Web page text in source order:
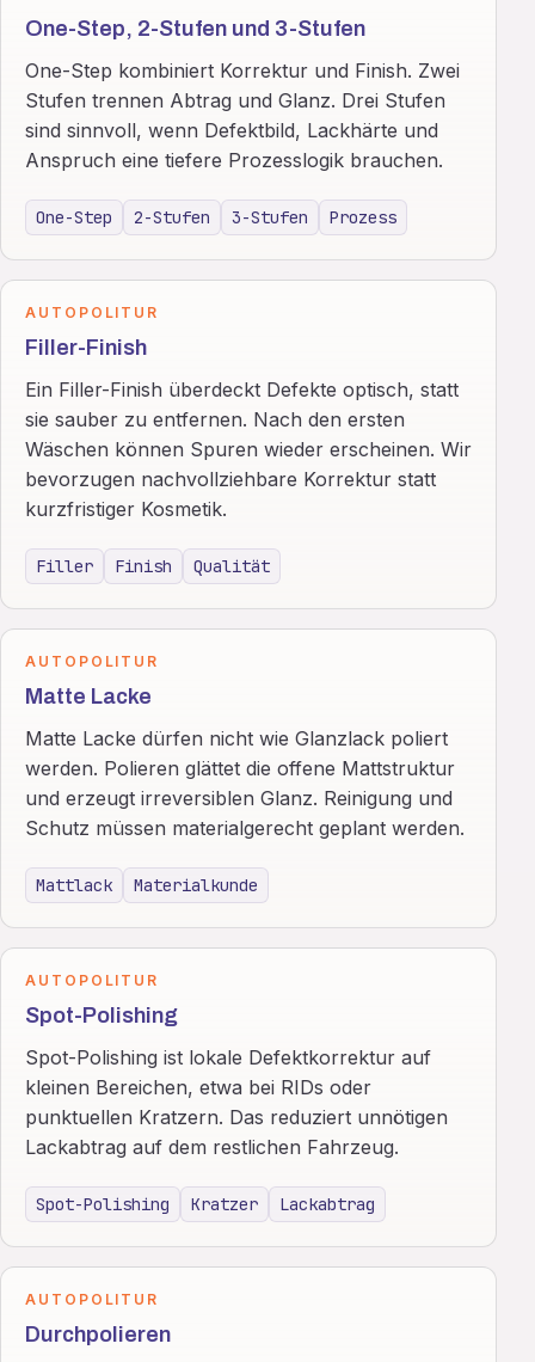
One-Step, 2-Stufen und 3-Stufen
One-Step kombiniert Korrektur und Finish. Zwei
Stufen trennen Abtrag und Glanz. Drei Stufen
sind sinnvoll, wenn Defektbild, Lackhärte und
Anspruch eine tiefere Prozesslogik brauchen.
One-Step 2-Stufen 3-Stufen Prozess
AUTOPOLITUR
Filler-Finish
Ein Filler-Finish überdeckt Defekte optisch, statt
sie sauber zu entfernen. Nach den ersten
Wäschen können Spuren wieder erscheinen. Wir
bevorzugen nachvollziehbare Korrektur statt
kurzfristiger Kosmetik.
Filler Finish Qualität
AUTOPOLITUR
Matte Lacke
Matte Lacke dürfen nicht wie Glanzlack poliert
werden. Polieren glättet die offene Mattstruktur
und erzeugt irreversiblen Glanz. Reinigung und
Schutz müssen materialgerecht geplant werden.
Mattlack Materialkunde
AUTOPOLITUR
Spot-Polishing
Spot-Polishing ist lokale Defektkorrektur auf
kleinen Bereichen, etwa bei RIDs oder
punktuellen Kratzern. Das reduziert unnötigen
Lackabtrag auf dem restlichen Fahrzeug.
Spot-Polishing Kratzer Lackabtrag
AUTOPOLITUR
Durchpolieren